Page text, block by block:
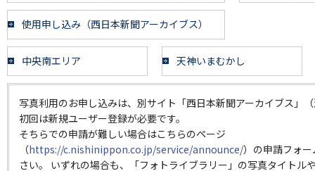
使用申し込み（西日本新聞アーカイブス）
中央南エリア 天神いまむかし
写真利用のお申し込みは、別サイト「西日本新聞アーカイブス」
初回は新規ユーザー登録が必要です。
そちらでの申請が難しい場合はこちらのページ
（https://c.nishinippon.co.jp/service/announce/）の申請フォ
さい。 いずれの場合も、「フォトライブラリー」の写真タイトル